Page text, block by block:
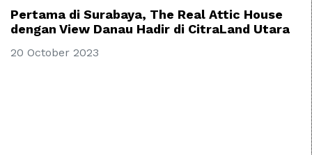
Pertama di Surabaya, The Real Attic House
dengan View Danau Hadir di CitraLand Utara
20 October 2023